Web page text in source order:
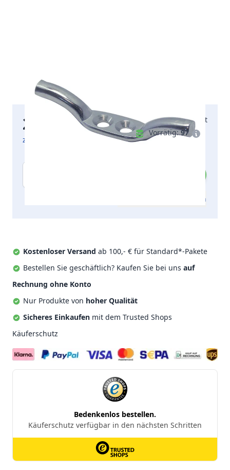
2,82 €
inkl. MwSt.
zzgl. Versandkosten
Morgen geliefert
Vorrätig: 97
Menge
Zum Angebot hinzufügen
Kostenloser Versand ab 100,- € für Standard*-Pakete
Bestellen Sie geschäftlich? Kaufen Sie bei uns auf
Rechnung ohne Konto
Nur Produkte von hoher Qualität
Sicheres Einkaufen mit dem Trusted Shops
Käuferschutz